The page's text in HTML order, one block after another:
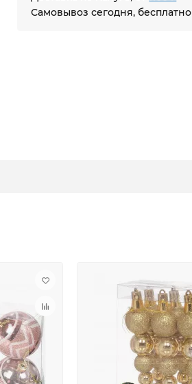
Самовывоз сегодня, бесплатно